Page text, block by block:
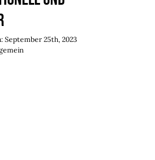
September 25th, 2023